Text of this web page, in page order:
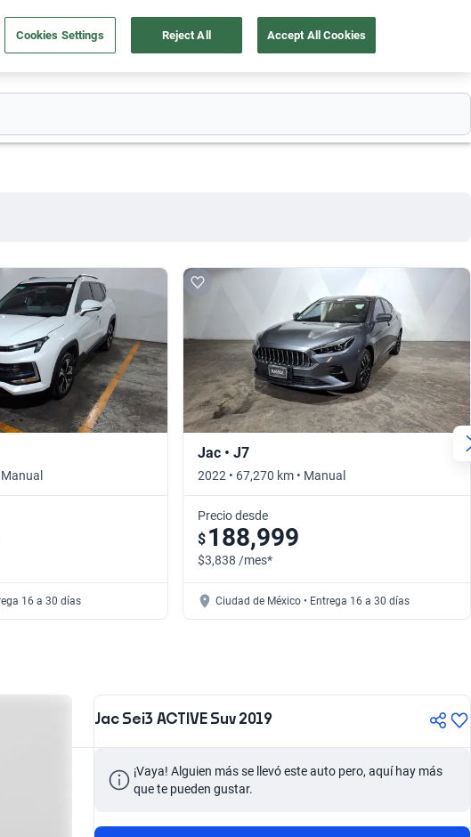
Nosotros 55 4162 9202 Ubicación
16 a 30 días
Jac • J7
2022 • 67,270 km • Manual
Precio desde
$ 188,999
$3,838 /mes*
Ciudad de México • Entrega 16 a 30 días
Jac Sei3 ACTIVE Suv 2019
¡Vaya! Alguien más se llevó este auto pero, aquí hay más
que te pueden gustar.
Cookies Settings Reject All Accept All Cookies